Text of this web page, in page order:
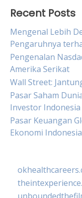
Recent Posts
Mengenal Lebih
Pengaruhnya
Pengenalan
Amerika Serikat
Wall Street:
Pasar Saham
Investor Indonesia
Pasar Keuangan
Ekonomi Indonesia